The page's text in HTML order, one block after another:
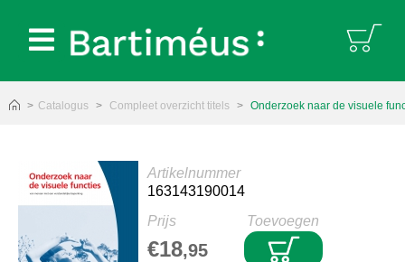
Catalogus Compleet overzicht titels Onderzoek naar de visuele
Prijs
€18,95
Toevoegen
Artikelnummer
163143190014